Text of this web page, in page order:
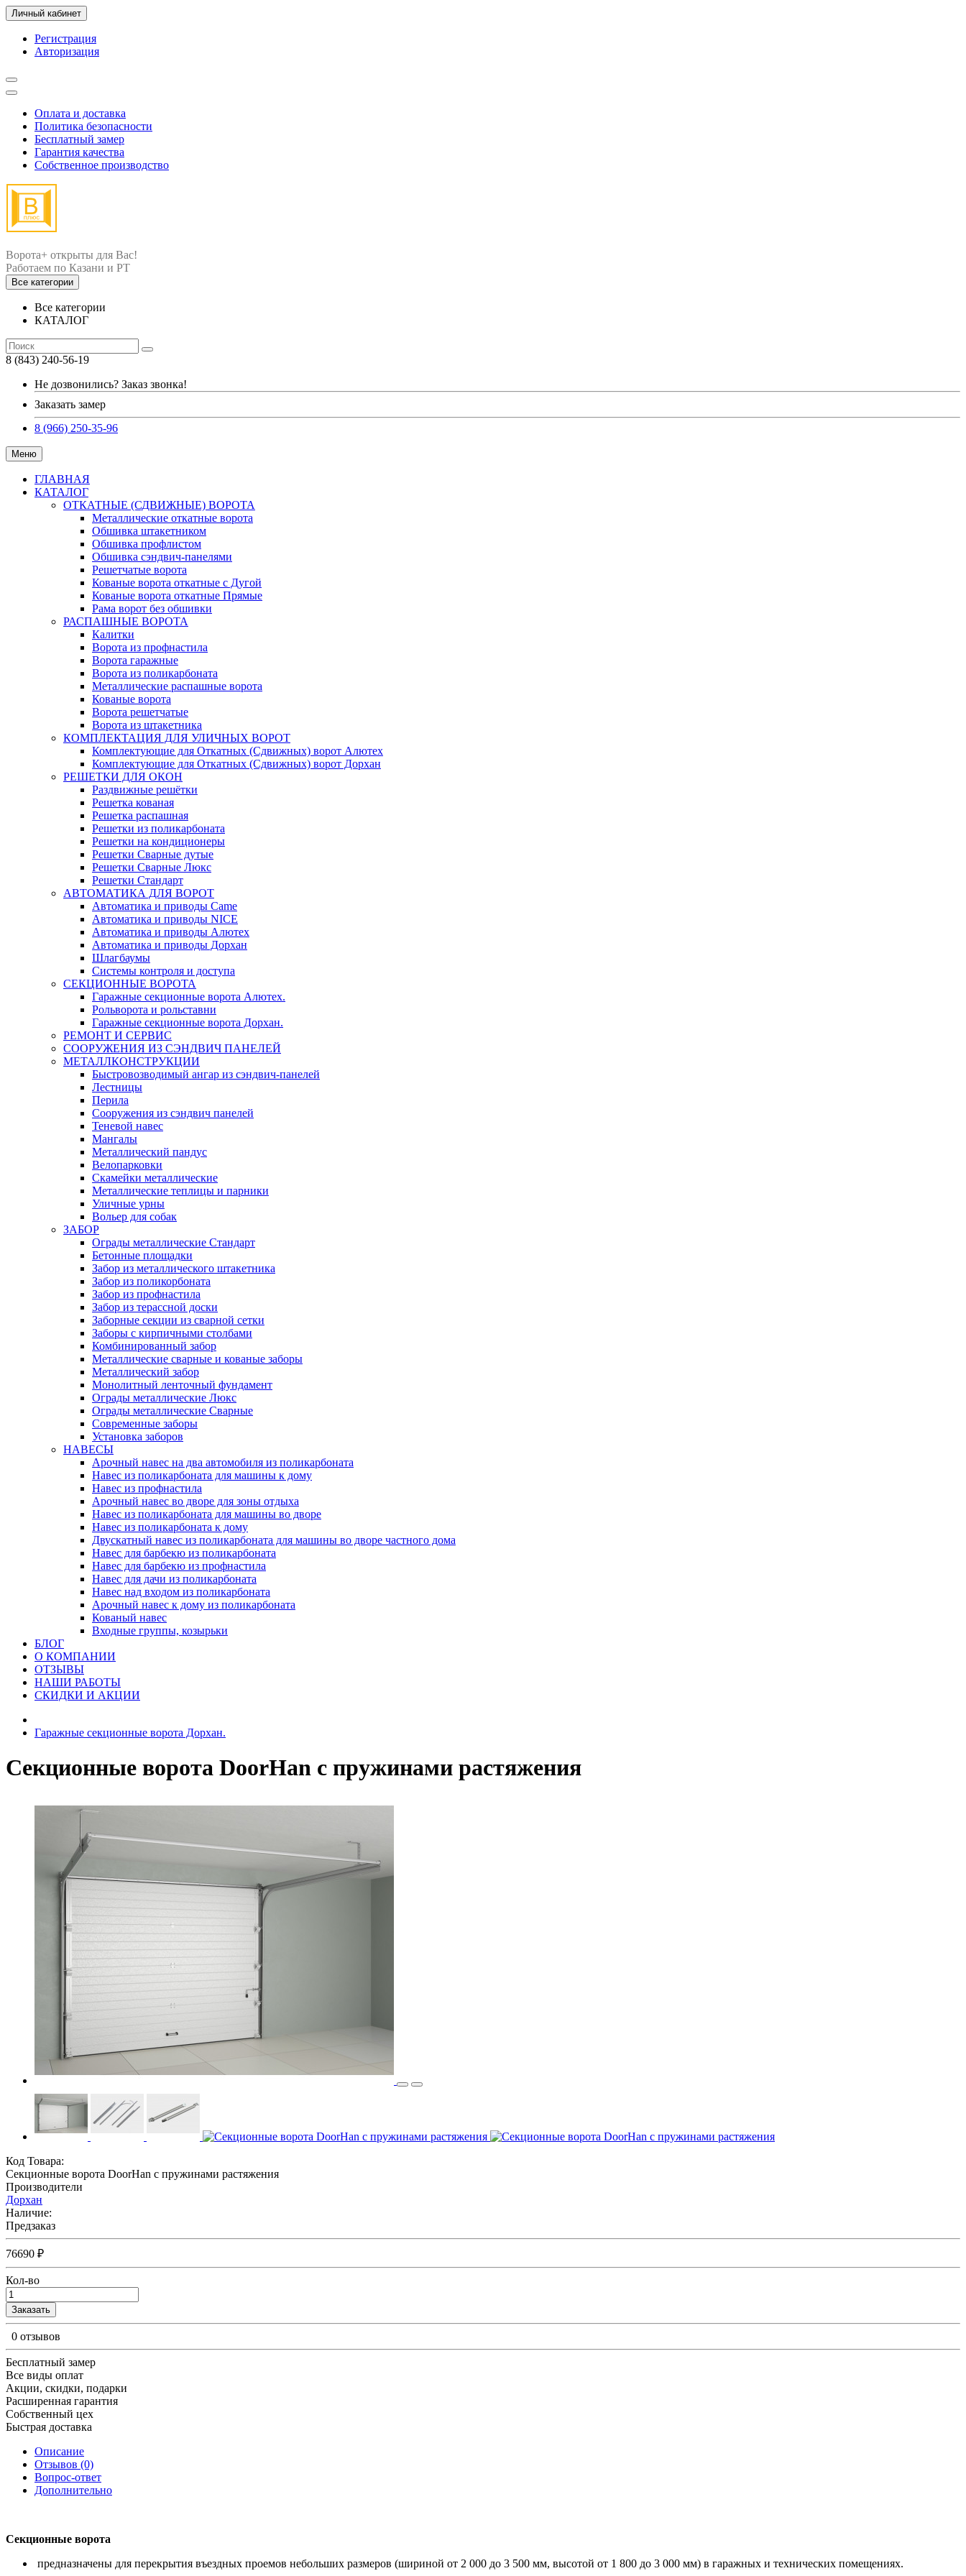
Личный кабинет
Регистрация
Авторизация
Оплата и доставка
Политика безопасности
Бесплатный замер
Гарантия качества
Собственное производство
Ворота+ открыты для Вас!
Все категории
Все категории
КАТАЛОГ
8 (843) 240-56-19
Не дозвонились? Заказ звонка!
Заказать замер
8 (966) 250-35-96
Меню
ГЛАВНАЯ
КАТАЛОГ
ОТКАТНЫЕ (СДВИЖНЫЕ) ВОРОТА
Металлические откатные ворота
Обшивка штакетником
Обшивка профлистом
Обшивка сэндвич-панелями
Решетчатые ворота
Кованые ворота откатные с Дугой
Кованые ворота откатные Прямые
Рама ворот без обшивки
РАСПАШНЫЕ ВОРОТА
Калитки
Ворота из профнастила
Ворота гаражные
Ворота из поликарбоната
Металлические распашные ворота
Кованые ворота
Ворота решетчатые
Ворота из штакетника
КОМПЛЕКТАЦИЯ ДЛЯ УЛИЧНЫХ ВОРОТ
Комплектующие для Откатных (Сдвижных) ворот Алютех
Комплектующие для Откатных (Сдвижных) ворот Дорхан
РЕШЕТКИ ДЛЯ ОКОН
Раздвижные решётки
Решетка кованая
Решетка распашная
Решетки из поликарбоната
Решетки на кондиционеры
Решетки Сварные дутые
Решетки Сварные Люкс
Решетки Стандарт
АВТОМАТИКА ДЛЯ ВОРОТ
Автоматика и приводы Came
Автоматика и приводы NICE
Автоматика и приводы Алютех
Автоматика и приводы Дорхан
Шлагбаумы
Системы контроля и доступа
СЕКЦИОННЫЕ ВОРОТА
Гаражные секционные ворота Алютех.
Рольворота и рольставни
Гаражные секционные ворота Дорхан.
РЕМОНТ И СЕРВИС
СООРУЖЕНИЯ ИЗ СЭНДВИЧ ПАНЕЛЕЙ
МЕТАЛЛКОНСТРУКЦИИ
Быстровозводимый ангар из сэндвич-панелей
Лестницы
Перила
Сооружения из сэндвич панелей
Теневой навес
Мангалы
Металлический пандус
Велопарковки
Скамейки металлические
Металлические теплицы и парники
Уличные урны
Вольер для собак
ЗАБОР
Ограды металлические Стандарт
Бетонные площадки
Забор из металлического штакетника
Забор из поликорбоната
Забор из профнастила
Забор из терассной доски
Заборные секции из сварной сетки
Заборы с кирпичными столбами
Комбинированный забор
Металлические сварные и кованые заборы
Металлический забор
Монолитный ленточный фундамент
Ограды металлические Люкс
Ограды металлические Сварные
Современные заборы
Установка заборов
НАВЕСЫ
Арочный навес на два автомобиля из поликарбоната
Навес из поликарбоната для машины к дому
Навес из профнастила
Арочный навес во дворе для зоны отдыха
Навес из поликарбоната для машины во дворе
Навес из поликарбоната к дому
Двускатный навес из поликарбоната для машины во дворе частного дома
Навес для барбекю из поликарбоната
Навес для барбекю из профнастила
Навес для дачи из поликарбоната
Навес над входом из поликарбоната
Арочный навес к дому из поликарбоната
Кованый навес
Входные группы, козырьки
БЛОГ
О КОМПАНИИ
ОТЗЫВЫ
НАШИ РАБОТЫ
СКИДКИ И АКЦИИ
Гаражные секционные ворота Дорхан.
Секционные ворота DoorHan с пружинами растяжения
Код Товара:
Секционные ворота DoorHan с пружинами растяжения
Производители
Дорхан
Наличие:
Предзаказ
76690 ₽
Кол-во
Заказать
0 отзывов
Бесплатный замер
Все виды оплат
Акции, скидки, подарки
Расширенная гарантия
Собственный цех
Быстрая доставка
Описание
Отзывов (0)
Вопрос-ответ
Дополнительно
Секционные ворота
предназначены для перекрытия въездных проемов небольших размеров (шириной от 2 000 до 3 500 мм, высотой от 1 800 до 3 000 мм) в гаражных и технических помещениях.